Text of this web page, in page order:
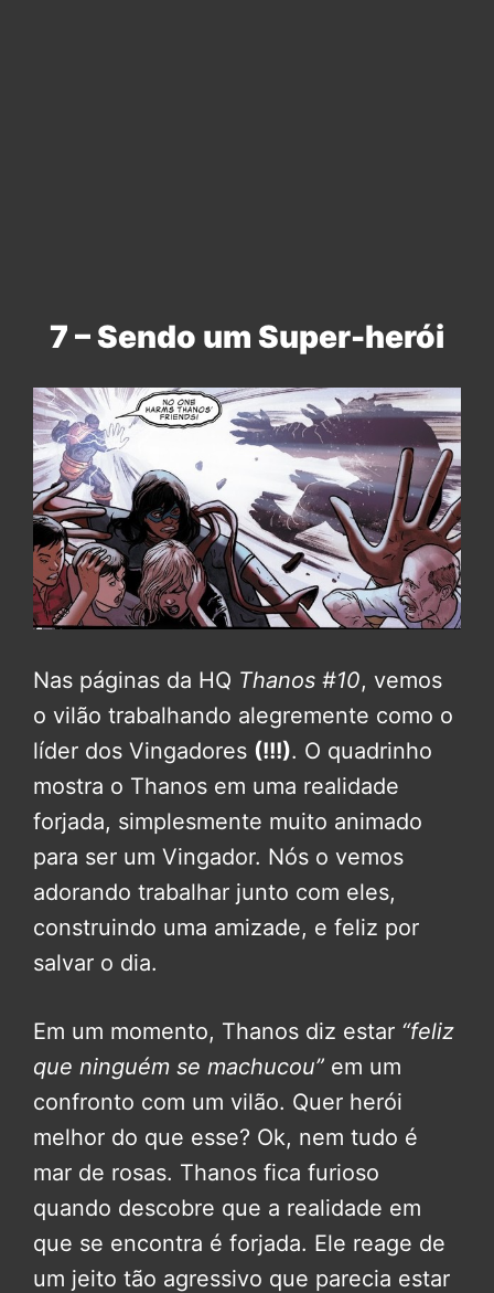
7 – Sendo um Super-herói
Nas páginas da HQ Thanos #10, vemos
o vilão trabalhando alegremente como o
líder dos Vingadores (!!!). O quadrinho
mostra o Thanos em uma realidade
forjada, simplesmente muito animado
para ser um Vingador. Nós o vemos
adorando trabalhar junto com eles,
construindo uma amizade, e feliz por
salvar o dia.
Em um momento, Thanos diz estar “feliz
que ninguém se machucou” em um
confronto com um vilão. Quer herói
melhor do que esse? Ok, nem tudo é
mar de rosas. Thanos fica furioso
quando descobre que a realidade em
que se encontra é forjada. Ele reage de
um jeito tão agressivo que parecia estar